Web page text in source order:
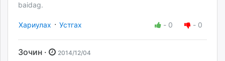
baidag.
Хариулах · Устгах - 0 - 0
Зочин · 2014/12/04